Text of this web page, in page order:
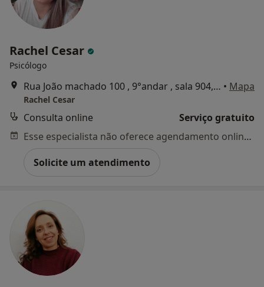
Rachel Cesar
Psicólogo
Rua João machado 100 , 9°andar , sala 904, Coimbra • Mapa
Rachel Cesar
Consulta online
Serviço gratuito
Esse especialista não oferece agendamento online para esse endereço.
Solicite um atendimento